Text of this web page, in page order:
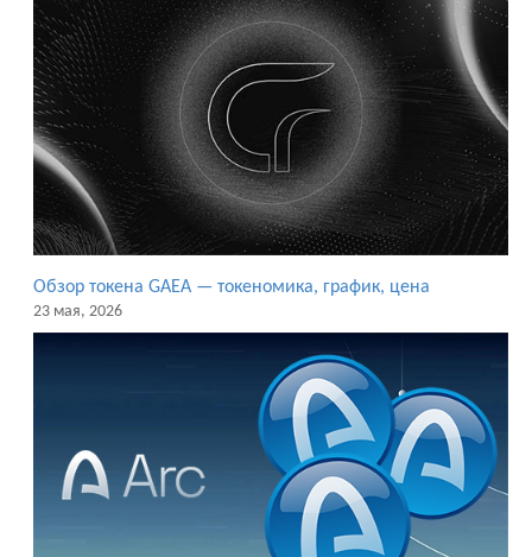
Обзор токена GAEA — токеномика, график, цена
23 мая, 2026